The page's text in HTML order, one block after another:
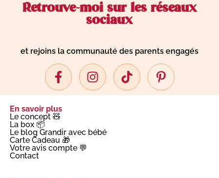
Retrouve-moi sur les réseaux
sociaux
et rejoins la communauté des parents engagés
En savoir plus
Le concept 🧸
La box 📦
Le blog Grandir avec bébé
Carte Cadeau 🎁
Votre avis compte 💬
Contact